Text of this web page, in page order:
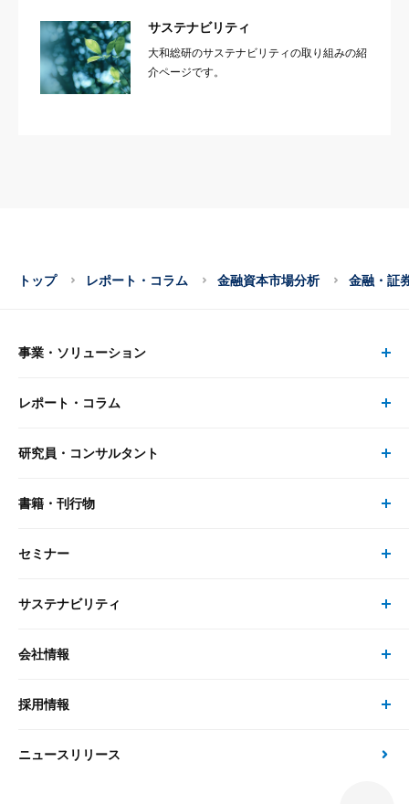
サステナビリティ
大和総研のサステナビリティの取り組みの紹
介ページです。
トップ レポート・コラム 金融資本市場分析 金融・証
事業・ソリューション
事業・ソリューション トップ
リサーチ
大和総研の強み
先端テクノロジーに基づく新たな価値の創出
レポート・コラム
レポート・コラム トップ
最新のレポート・コラム
政策分析
研究員・コンサルタント
研究員・コンサルタント トップ
研究員
書籍・刊行物
書籍・刊行物 トップ
書籍
セミナー
セミナー トップ
現在受付中のセミナー・イベント
サステナビリティ
サステナビリティの取り組み
次世代社会への貢献
会社情報
会社情報 トップ
会社概要・役員一覧
採用情報
採用情報 トップ
ニュースリリース